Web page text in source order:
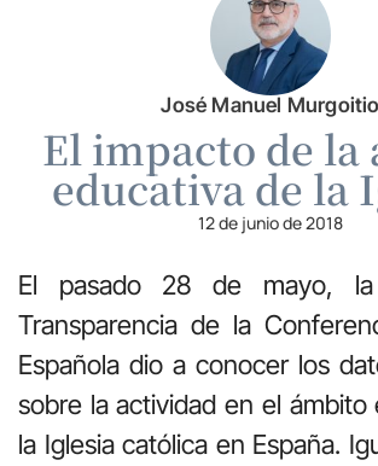
José Manuel Murgoitio
El impacto de la
educativa de la
12 de junio de 2018
El pasado 28 de mayo,
Transparencia de la
Española dio a conocer los
sobre la actividad en el ámbito
la Iglesia católica en España.